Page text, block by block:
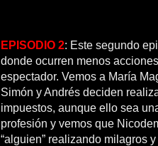
EPISODIO 2: Este segundo
donde ocurren menos
espectador. Vemos a María
Simón y Andrés deciden
impuestos, aunque ello sea
profesión y vemos que
“alguien” realizando milagros